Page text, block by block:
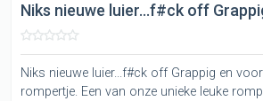
Niks nieuwe luier...f#ck off
Niks nieuwe luier...f#ck off Grappig en
rompertje. Een van onze unieke leuke